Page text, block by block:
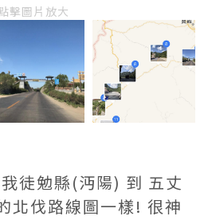
擊圖片放大
徒勉縣(沔陽) 到 五丈
北伐路線圖一樣! 很神